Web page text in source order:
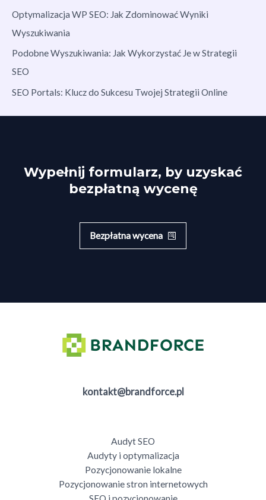
Optymalizacja WP SEO: Jak Zdominować Wyniki
Wyszukiwania
Podobne Wyszukiwania: Jak Wykorzystać Je w Strategii
SEO
SEO Portals: Klucz do Sukcesu Twojej Strategii Online
Wypełnij formularz, by uzyskać
bezpłatną wycenę
Bezpłatna wycena
kontakt@brandforce.pl
Audyt SEO
Audyty i optymalizacja
Pozycjonowanie lokalne
Pozycjonowanie stron internetowych